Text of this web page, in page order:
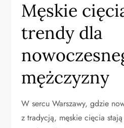
Męskie
trendy dla
mężczyzny
W sercu Warszawy, gdzie
z tradycją, męskie cięcia